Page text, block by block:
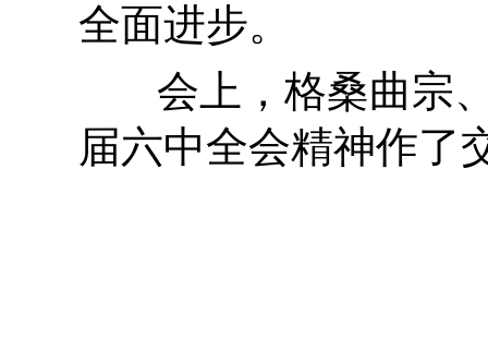
全面进步。
会上， 格桑曲宗
届六中全会精神作了